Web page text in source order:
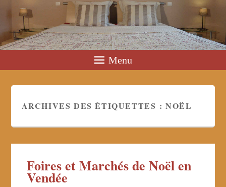
Menu
ARCHIVES DES ÉTIQUETTES :NOËL
Foires et Marchés de Noël en
Vendée